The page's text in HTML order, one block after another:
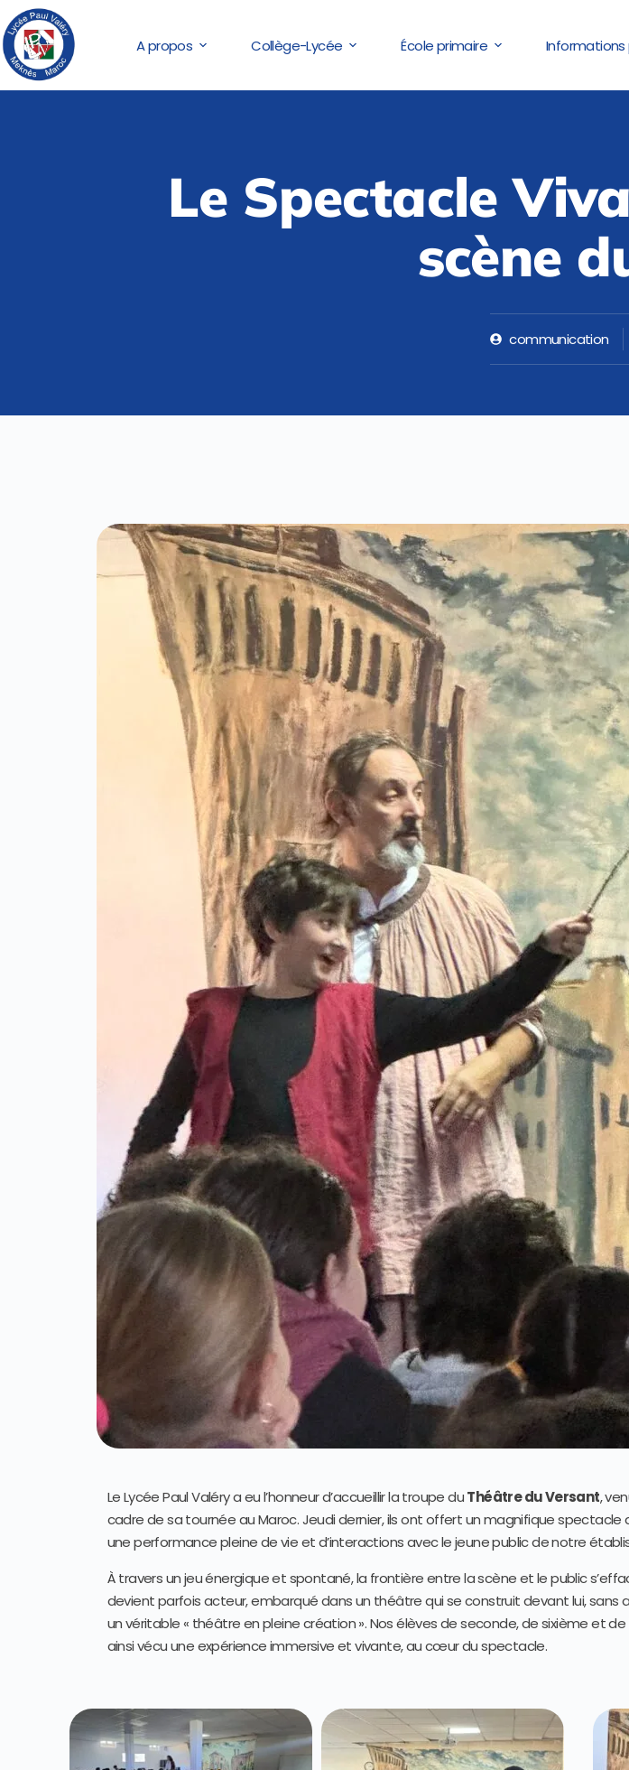
A propos Collège-Lycée École primaire
Le Spectacle
scène
communication
Le Lycée Paul Valéry a eu l’honneur d’accueillir la troupe duThéâtre du Versant,
cadre de sa tournée au Maroc. Jeudi dernier, ils ont offert un magnifique spectacle
une performance pleine de vie et d’interactions avec le jeune public de notre
À travers un jeu énergique et spontané, la frontière entre la scène et le public
devient parfois acteur, embarqué dans un théâtre qui se construit devant lui, sans
un véritable « théâtre en pleine création ». Nos élèves de seconde, de sixième et
ainsi vécu une expérience immersive et vivante, au cœur du spectacle.